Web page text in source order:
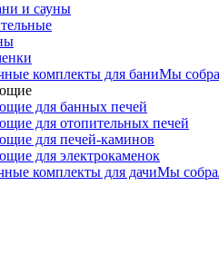
и сауны
комплекты для баниМы
для банных печей
для отопительных печей
для печей-каминов
для электрокаменок
комплекты для дачиМы